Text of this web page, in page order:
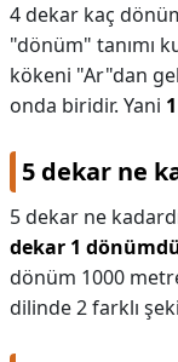
4 dekar kaç
"dönüm" tanımı
kökeni "Ar"dan
onda biridir. Yani
5 dekar ne
5 dekar ne
dekar 1
dönüm 1000
dilinde 2 farklı